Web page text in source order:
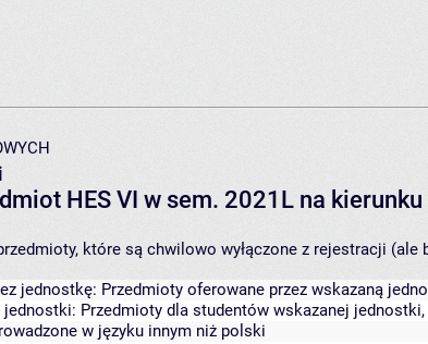
HES VI w sem. 2021L na
które są chwilowo wyłączone z rejestracji (ale
jednostkę: Przedmioty oferowane przez wskazaną
jednostki: Przedmioty dla studentów wskazanej
w języku innym niż polski